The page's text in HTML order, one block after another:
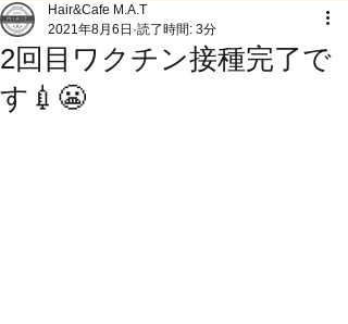
2回目ワクチン接種完了で
す💉😬
Hair&Cafe M.A.T
2021年8月6日 読了時間: 3分